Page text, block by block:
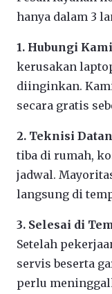
hanya dalam 3
1. Hubungi
kerusakan
diinginkan.
secara gratis
2. Teknisi
tiba di rumah,
jadwal.
langsung di
3. Selesai di
Setelah
servis beserta
perlu